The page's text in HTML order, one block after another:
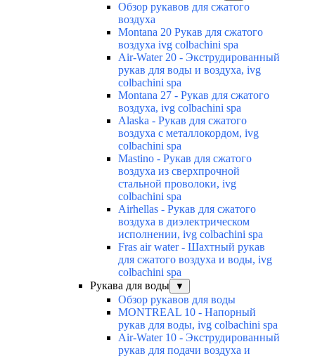
Обзор рукавов для сжатого
воздуха
Montana 20 Рукав для сжатого
воздуха ivg colbachini spa
Air-Water 20 - Экструдированный
рукав для воды и воздуха, ivg
colbachini spa
Montana 27 - Рукав для сжатого
воздуха, ivg colbachini spa
Alaska - Рукав для сжатого
воздуха с металлокордом, ivg
colbachini spa
Mastino - Рукав для сжатого
воздуха из сверхпрочной
стальной проволоки, ivg
colbachini spa
Airhellas - Рукав для сжатого
воздуха в диэлектрическом
исполнении, ivg colbachini spa
Fras air water - Шахтный рукав
для сжатого воздуха и воды, ivg
colbachini spa
Рукава для воды
▼
Обзор рукавов для воды
MONTREAL 10 - Напорный
рукав для воды, ivg colbachini spa
Air-Water 10 - Экструдированный
рукав для подачи воздуха и